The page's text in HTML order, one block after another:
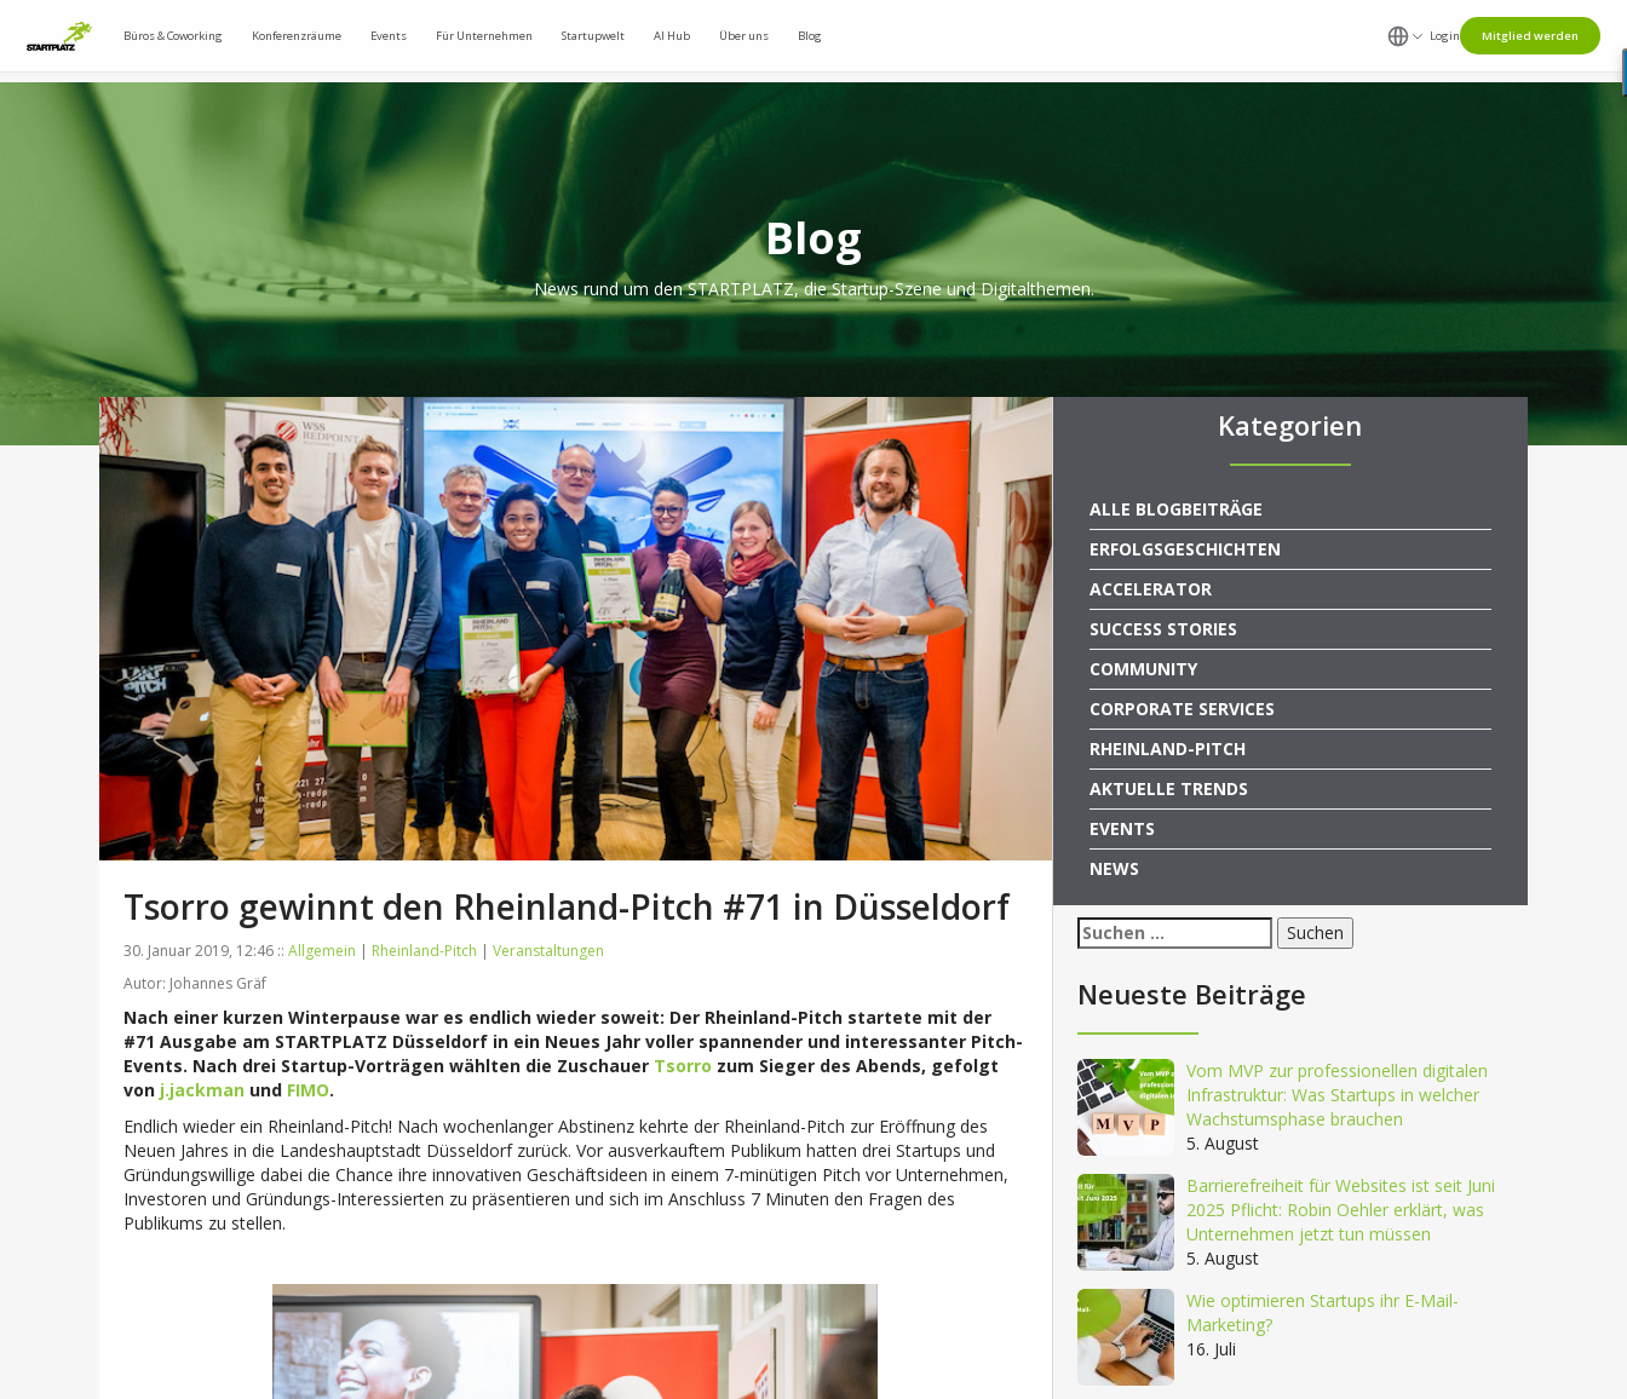
Büros & Coworking Konferenzräume Events Für Unternehmen Startupwelt AI Hub Über uns Blog Login Mitglied werden
Blog
News rund um den STARTPLATZ, die Startup-Szene und Digitalthemen.
Tsorro gewinnt den Rheinland-Pitch #71 in Düsseldorf
30. Januar 2019, 12:46 :: Allgemein | Rheinland-Pitch | Veranstaltungen
Autor: Johannes Gräf
Nach einer kurzen Winterpause war es endlich wieder soweit: Der Rheinland-Pitch startete mit der
#71 Ausgabe am STARTPLATZ Düsseldorf in ein Neues Jahr voller spannender und interessanter Pitch-
Events. Nach drei Startup-Vorträgen wählten die Zuschauer Tsorro zum Sieger des Abends, gefolgt
von j.jackman und FIMO.
Endlich wieder ein Rheinland-Pitch! Nach wochenlanger Abstinenz kehrte der Rheinland-Pitch zur Eröffnung des
Neuen Jahres in die Landeshauptstadt Düsseldorf zurück. Vor ausverkauftem Publikum hatten drei Startups und
Gründungswillige dabei die Chance ihre innovativen Geschäftsideen in einem 7-minütigen Pitch vor Unternehmen,
Investoren und Gründungs-Interessierten zu präsentieren und sich im Anschluss 7 Minuten den Fragen des
Publikums zu stellen.
Kategorien
ALLE BLOGBEITRÄGE
ERFOLGSGESCHICHTEN
ACCELERATOR
SUCCESS STORIES
COMMUNITY
CORPORATE SERVICES
RHEINLAND-PITCH
AKTUELLE TRENDS
EVENTS
NEWS
Suchen
nach:
Neueste Beiträge
Vom MVP zur professionellen digitalen
Infrastruktur: Was Startups in welcher
Wachstumsphase brauchen
5. August
Barrierefreiheit für Websites ist seit Juni
2025 Pflicht: Robin Oehler erklärt, was
Unternehmen jetzt tun müssen
5. August
Wie optimieren Startups ihr E-Mail-
Marketing?
16. Juli